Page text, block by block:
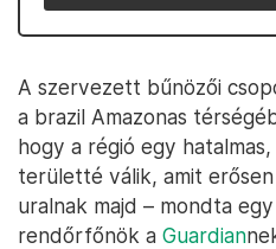
A szervezett bűnözői
a brazil Amazonas
hogy a régió egy
területté válik, amit
uralnak majd – mondta
rendőrfőnök a Guardian